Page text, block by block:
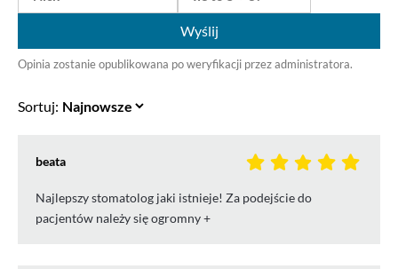
Wyślij
Opinia zostanie opublikowana po weryfikacji przez administratora.
Sortuj:
beata
Najlepszy stomatolog jaki istnieje! Za podejście do
pacjentów należy się ogromny +